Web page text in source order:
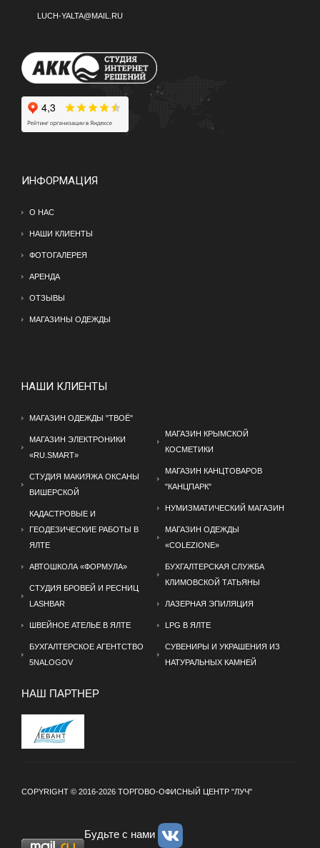
LUCH-YALTA@MAIL.RU
ИНФОРМАЦИЯ
О НАС
НАШИ КЛИЕНТЫ
ФОТОГАЛЕРЕЯ
АРЕНДА
ОТЗЫВЫ
МАГАЗИНЫ ОДЕЖДЫ
НАШИ КЛИЕНТЫ
МАГАЗИН ОДЕЖДЫ "ТВОЁ"
МАГАЗИН ЭЛЕКТРОНИКИ
«RU.SMART»
СТУДИЯ МАКИЯЖА ОКСАНЫ
ВИШЕРСКОЙ
КАДАСТРОВЫЕ И
ГЕОДЕЗИЧЕСКИЕ РАБОТЫ В
ЯЛТЕ
АВТОШКОЛА «ФОРМУЛА»
СТУДИЯ БРОВЕЙ И РЕСНИЦ
LASHBAR
ШВЕЙНОЕ АТЕЛЬЕ В ЯЛТЕ
БУХГАЛТЕРСКОЕ АГЕНТСТВО
5NALOGOV
МАГАЗИН КРЫМСКОЙ
КОСМЕТИКИ
МАГАЗИН КАНЦТОВАРОВ
"КАНЦПАРК"
НУМИЗМАТИЧЕСКИЙ МАГАЗИН
МАГАЗИН ОДЕЖДЫ
«COLEZIONE»
БУХГАЛТЕРСКАЯ СЛУЖБА
КЛИМОВСКОЙ ТАТЬЯНЫ
ЛАЗЕРНАЯ ЭПИЛЯЦИЯ
LPG В ЯЛТЕ
СУВЕНИРЫ И УКРАШЕНИЯ ИЗ
НАТУРАЛЬНЫХ КАМНЕЙ
НАШ ПАРТНЕР
COPYRIGHT © 2016-2026 ТОРГОВО-ОФИСНЫЙ ЦЕНТР "ЛУЧ"
Будьте с нами